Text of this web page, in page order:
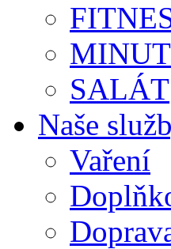
SALÁT
Naše
Vaření